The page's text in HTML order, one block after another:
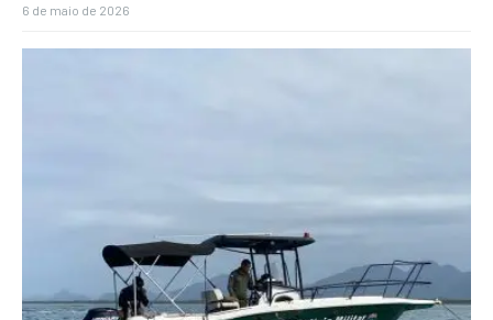
6 de maio de 2026